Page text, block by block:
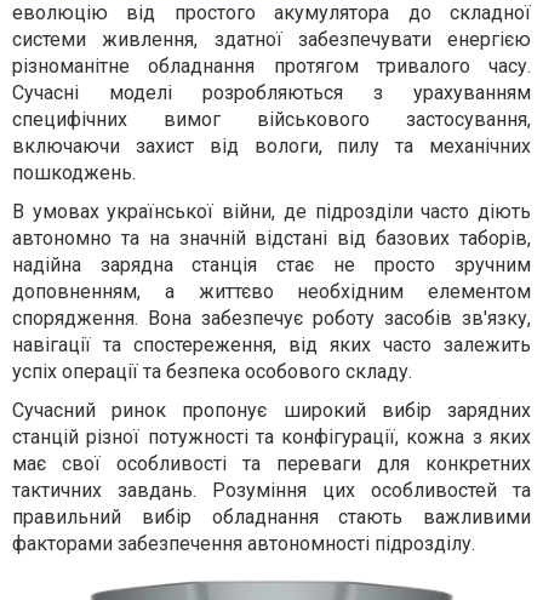
еволюцію від простого акумулятора до складної
системи живлення, здатної забезпечувати енергією
різноманітне обладнання протягом тривалого часу.
Сучасні моделі розробляються з урахуванням
специфічних вимог військового застосування,
включаючи захист від вологи, пилу та механічних
пошкоджень.
В умовах української війни, де підрозділи часто діють
автономно та на значній відстані від базових таборів,
надійна зарядна станція стає не просто зручним
доповненням, а життєво необхідним елементом
спорядження. Вона забезпечує роботу засобів зв'язку,
навігації та спостереження, від яких часто залежить
успіх операції та безпека особового складу.
Сучасний ринок пропонує широкий вибір зарядних
станцій різної потужності та конфігурації, кожна з яких
має свої особливості та переваги для конкретних
тактичних завдань. Розуміння цих особливостей та
правильний вибір обладнання стають важливими
факторами забезпечення автономності підрозділу.